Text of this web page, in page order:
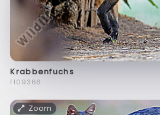
Krabbenfuchs
f109366
Zoom